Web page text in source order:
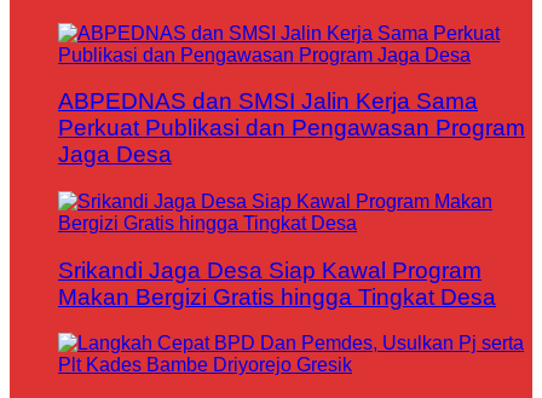
ABPEDNAS dan SMSI Jalin Kerja Sama
Perkuat Publikasi dan Pengawasan Program
Jaga Desa
Srikandi Jaga Desa Siap Kawal Program
Makan Bergizi Gratis hingga Tingkat Desa